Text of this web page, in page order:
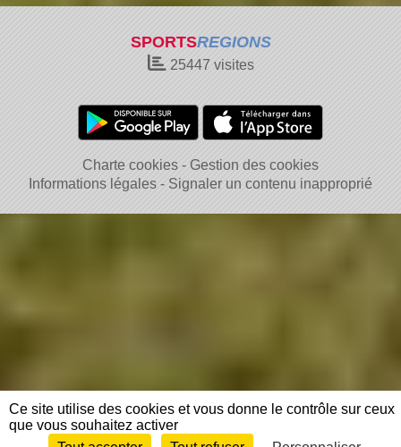
SPORTSREGIONS
25447 visites
Charte cookies
Gestion des cookies
Informations légales
Signaler un contenu inapproprié
Ce site utilise des cookies et vous donne le contrôle sur ceux
que vous souhaitez activer